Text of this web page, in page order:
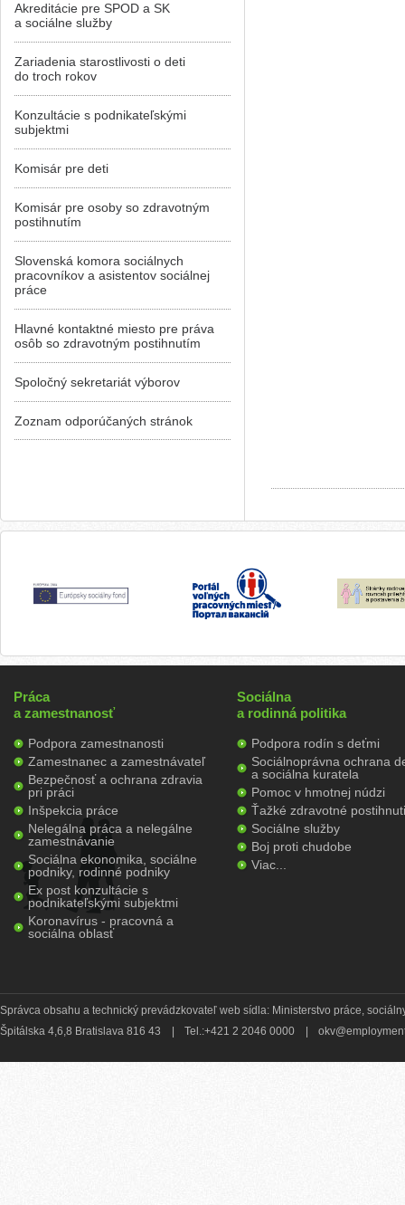
Akreditácie pre SPOD a SK
a sociálne služby
Zariadenia starostlivosti o deti
do troch rokov
Konzultácie s podnikateľskými
subjektmi
Komisár pre deti
Komisár pre osoby so zdravotným
postihnutím
Slovenská komora sociálnych
pracovníkov a asistentov sociálnej
práce
Hlavné kontaktné miesto pre práva
osôb so zdravotným postihnutím
Spoločný sekretariát výborov
Zoznam odporúčaných stránok
Práca
a zamestnanosť
Podpora zamestnanosti
Zamestnanec a zamestnávateľ
Bezpečnosť a ochrana zdravia
pri práci
Inšpekcia práce
Nelegálna práca a nelegálne
zamestnávanie
Sociálna ekonomika, sociálne
podniky, rodinné podniky
Ex post konzultácie s
podnikateľskými subjektmi
Koronavírus - pracovná a
sociálna oblasť
Sociálna
a rodinná politika
Podpora rodín s deťmi
Sociálnoprávna ochrana
a sociálna kuratela
Pomoc v hmotnej núdzi
Ťažké zdravotné
Sociálne služby
Boj proti chudobe
Viac...
Správca obsahu a technický prevádzkovateľ web sídla: Ministerstvo práce,
Špitálska 4,6,8 Bratislava 816 43
Tel.:+421 2 2046 0000